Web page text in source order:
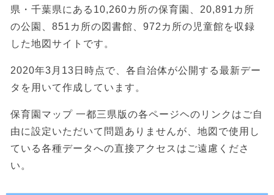
県・千葉県にある10,260カ所の保育園、20,891カ所
の公園、851カ所の図書館、972カ所の児童館を収録
した地図サイトです。
2020年3月13日時点で、各自治体が公開する最新デー
タを用いて作成しています。
保育園マップ 一都三県版の各ページヘのリンクはご自
由に設定いただいて問題ありませんが、地図で使用し
ている各種データへの直接アクセスはご遠慮くださ
い。